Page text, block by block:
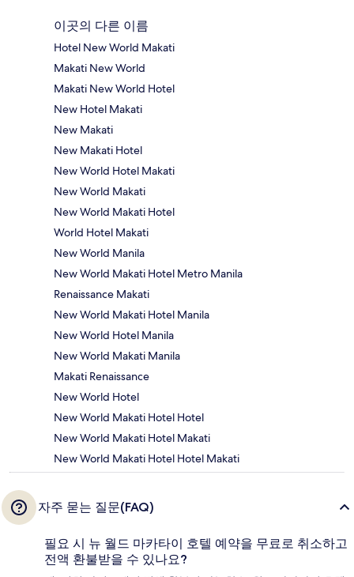
이곳의 다른 이름
Hotel New World Makati
Makati New World
Makati New World Hotel
New Hotel Makati
New Makati
New Makati Hotel
New World Hotel Makati
New World Makati
New World Makati Hotel
World Hotel Makati
New World Manila
New World Makati Hotel Metro Manila
Renaissance Makati
New World Makati Hotel Manila
New World Hotel Manila
New World Makati Manila
Makati Renaissance
New World Hotel
New World Makati Hotel Hotel
New World Makati Hotel Makati
New World Makati Hotel Hotel Makati
자주 묻는 질문(FAQ)
필요 시 뉴 월드 마카타이 호텔 예약을 무료로 취소하고
전액 환불받을 수 있나요?